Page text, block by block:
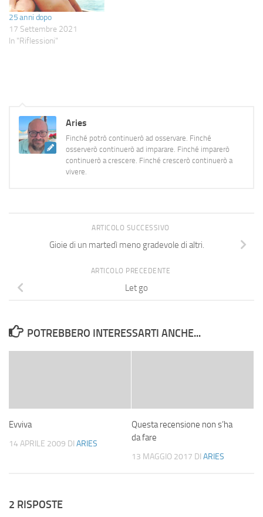
25 anni dopo
17 Settembre 2021
In "Riflessioni"
Aries
Finché potrò continuerò ad osservare. Finché
osserverò continuerò ad imparare. Finché imparerò
continuerò a crescere. Finché crescerò continuerò a
vivere.
ARTICOLO SUCCESSIVO
Gioie di un martedì meno gradevole di altri.
ARTICOLO PRECEDENTE
Let go
POTREBBERO INTERESSARTI ANCHE...
Evviva
14 APRILE 2009 DI ARIES
Questa recensione non s’ha
da fare
13 MAGGIO 2017 DI ARIES
2 RISPOSTE